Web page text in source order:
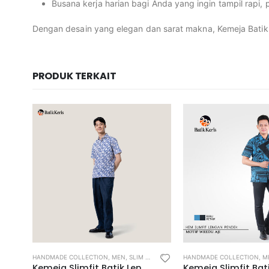
Busana kerja harian bagi Anda yang ingin tampil rapi,
Dengan desain yang elegan dan sarat makna, Kemeja
PRODUK TERKAIT
REGULAR FIT SHIRTHANDMADE COLLECTION MEN SLIM FIT SHIRT SLIM FIT SHORT SLEEVE SHIRT
HANDMADE COLLECTION